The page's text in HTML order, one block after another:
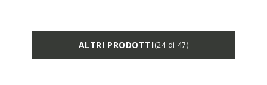
ALTRI PRODOTTI(24 di 47)